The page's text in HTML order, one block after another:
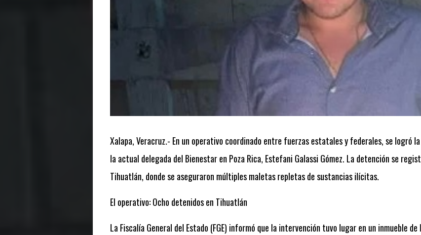
Xalapa, Veracruz.- En un operativo coordinado entre fuerzas estatales y federales, se logró
la actual delegada del Bienestar en Poza Rica, Estefani Galassi Gómez. La detención se
Tihuatlán, donde se aseguraron múltiples maletas repletas de sustancias ilícitas.
El operativo: Ocho detenidos en Tihuatlán
La Fiscalía General del Estado (FGE) informó que la intervención tuvo lugar en un inmueble